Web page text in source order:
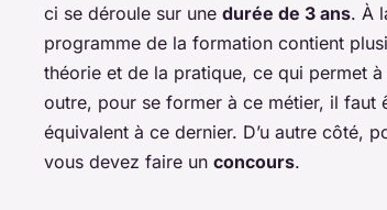
ci se déroule sur une durée de 3 ans. À
programme de la formation contient
théorie et de la pratique, ce qui permet
outre, pour se former à ce métier, il faut
équivalent à ce dernier. D’u autre côté,
vous devez faire un concours.